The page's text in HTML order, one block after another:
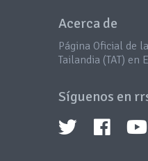
Acerca de
Página Oficial de
Tailandia (TAT) en
Síguenos en